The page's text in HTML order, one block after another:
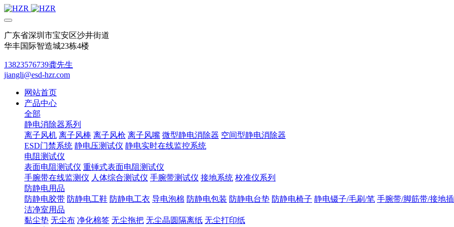
广东省深圳市宝安区沙井街道
华丰国际智造城23栋4楼
13823576739龚先生
jiangli@esd-hzr.com
网站首页
产品中心
全部
静电消除器系列
离子风机 离子风棒 离子风枪 离子风嘴 微型静电消除器 空间型静电消除器
ESD门禁系统 静电压测试仪 静电实时在线监控系统
电阻测试仪
表面电阻测试仪 重锤式表面电阻测试仪
手腕带在线监测仪 人体综合测试仪 手腕带测试仪 接地系统 校准仪系列
防静电用品
防静电胶带 防静电工鞋 防静电工衣 导电泡棉 防静电包装 防静电台垫 防静电椅子 静电镊子/毛刷/笔 手腕带/脚筋带/接地
洁净室用品
黏尘垫 无尘布 净化棉签 无尘拖把 无尘晶圆隔离纸 无尘打印纸